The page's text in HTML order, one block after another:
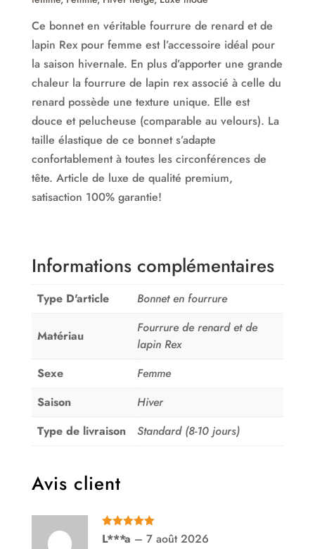
Ce bonnet en véritable fourrure de renard et de
lapin Rex pour femme est l’accessoire idéal pour
la saison hivernale. En plus d’apporter une grande
chaleur la fourrure de lapin rex associé à celle du
renard possède une texture unique. Elle est
douce et pelucheuse (comparable au velours). La
taille élastique de ce bonnet s’adapte
confortablement à toutes les circonférences de
tête. Article de luxe de qualité premium,
satisaction 100% garantie!
Informations complémentaires
Type D'article Bonnet en fourrure
Matériau
Fourrure de renard et de
lapin Rex
Sexe
Femme
Saison
Hiver
Type de livraison
Standard (8-10 jours)
Avis client
Note5
sur
5
L***a – 7 août 2026